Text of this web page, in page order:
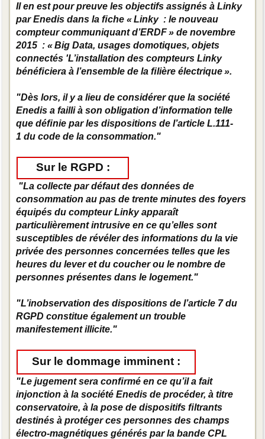
Il en est pour preuve les objectifs assignés à Linky
par Enedis dans la ﬁche « Linky : le nouveau
compteur communiquant d’ERDF » de novembre
2015 : « Big Data, usages domotiques, objets
connectés 'L’installation des compteurs Linky
bénéﬁciera à l’ensemble de la ﬁlière électrique ».
"Dès lors, il y a lieu de considérer que la société
Enedis a failli à son obligation d’information telle
que déﬁnie par les dispositions de l’article L.111-
1 du code de la consommation."
Sur le RGPD :
"La collecte par défaut des données de
consommation au pas de trente minutes des foyers
équipés du compteur Linky apparaît
particulièrement intrusive en ce qu’elles sont
susceptibles de révéler des informations du la vie
privée des personnes concernées telles que les
heures du lever et du coucher ou le nombre de
personnes présentes dans le logement."
"L’inobservation des dispositions de l’article 7 du
RGPD constitue également un trouble
manifestement illicite."
Sur le dommage imminent :
"Le jugement sera conﬁrmé en ce qu’il a fait
injonction à la société Enedis de procéder, à titre
conservatoire, à la pose de dispositifs ﬁltrants
destinés à protéger ces personnes des champs
électro-magnétiques générés par la bande CPL